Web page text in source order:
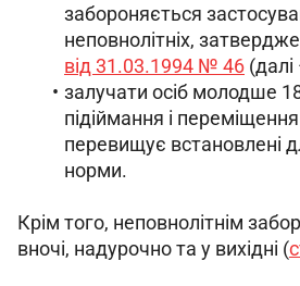
забороняється
неповнолітніх,
від 31.03.1994 № 46 (далі
залучати осіб молодше
підіймання і
перевищує встановлені
норми.
Крім того, неповнолітнім
вночі, надурочно та у вихідні (